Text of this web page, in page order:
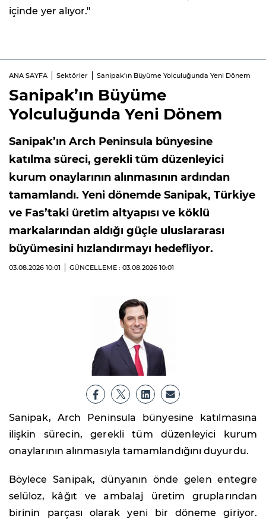
içinde yer alıyor."
ANA SAYFA Sektörler Sanipak’ın Büyüme Yolculuğunda Yeni Dönem
Sanipak’ın Büyüme
Yolculuğunda Yeni Dönem
Sanipak’ın Arch Peninsula bünyesine
katılma süreci, gerekli tüm düzenleyici
kurum onaylarının alınmasının ardından
tamamlandı. Yeni dönemde Sanipak, Türkiye
ve Fas’taki üretim altyapısı ve köklü
markalarından aldığı güçle uluslararası
büyümesini hızlandırmayı hedefliyor.
03.08.2026 10:01 GÜNCELLEME : 03.08.2026 10:01
Sanipak, Arch Peninsula bünyesine katılmasına
ilişkin sürecin, gerekli tüm düzenleyici kurum
onaylarının alınmasıyla tamamlandığını duyurdu.
Böylece Sanipak, dünyanın önde gelen entegre
selüloz, kâğıt ve ambalaj üretim gruplarından
birinin parçası olarak yeni bir döneme giriyor.